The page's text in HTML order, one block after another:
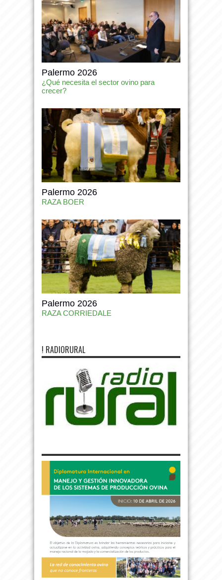
Palermo 2026
¿Qué necesita el sector ovino para
crecer?
Palermo 2026
RAZA BOER
Palermo 2026
RAZA CORRIEDALE
! RADIORURAL